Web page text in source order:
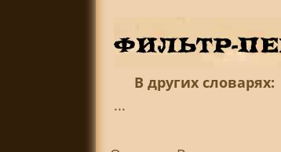
В других словарях:
...